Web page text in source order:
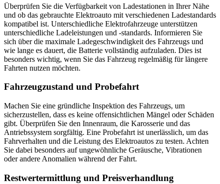
Überprüfen Sie die Verfügbarkeit von Ladestationen in Ihrer Nähe
und ob das gebrauchte Elektroauto mit verschiedenen Ladestandards
kompatibel ist. Unterschiedliche Elektrofahrzeuge unterstützen
unterschiedliche Ladeleistungen und -standards. Informieren Sie
sich über die maximale Ladegeschwindigkeit des Fahrzeugs und
wie lange es dauert, die Batterie vollständig aufzuladen. Dies ist
besonders wichtig, wenn Sie das Fahrzeug regelmäßig für längere
Fahrten nutzen möchten.
Fahrzeugzustand und Probefahrt
Machen Sie eine gründliche Inspektion des Fahrzeugs, um
sicherzustellen, dass es keine offensichtlichen Mängel oder Schäden
gibt. Überprüfen Sie den Innenraum, die Karosserie und das
Antriebssystem sorgfältig. Eine Probefahrt ist unerlässlich, um das
Fahrverhalten und die Leistung des Elektroautos zu testen. Achten
Sie dabei besonders auf ungewöhnliche Geräusche, Vibrationen
oder andere Anomalien während der Fahrt.
Restwertermittlung und Preisverhandlung